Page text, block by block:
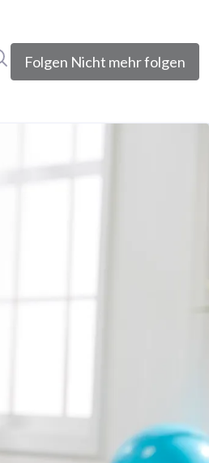
Folgen Nicht mehr folgen